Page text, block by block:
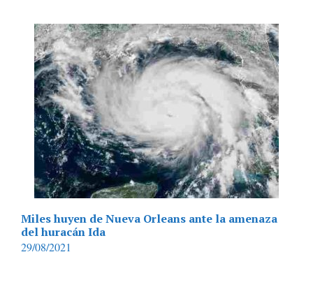
Miles huyen de Nueva Orleans ante la amenaza
del huracán Ida
29/08/2021